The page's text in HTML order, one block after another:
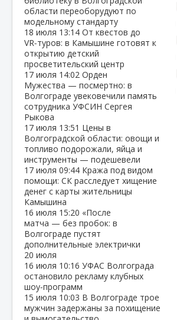
области переоборудуют по
модельному стандарту
18 июля 13:14 От квестов до
VR‑туров: в Камышине готовят к
открытию детский
просветительский центр
17 июля 14:02 Орден
Мужества — посмертно: в
Волгограде увековечили память
сотрудника УФСИН Сергея
Рыкова
17 июля 13:51 Цены в
Волгоградской области: овощи и
топливо подорожали, яйца и
инструменты — подешевели
17 июля 09:44 Кража под видом
помощи: СК расследует хищение
денег с карты жительницы
Камышина
16 июля 15:20 «После
матча — без пробок: в
Волгограде пустят
дополнительные электрички
20 июля
16 июля 10:16 УФАС Волгограда
остановило рекламу клубных
шоу‑программ
15 июля 10:03 В Волгограде трое
мужчин задержаны за похищение